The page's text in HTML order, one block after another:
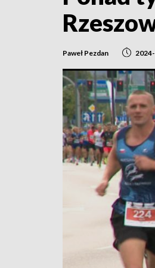
Paweł Pezdan